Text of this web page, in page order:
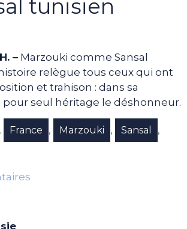
tunisien
– Marzouki comme Sansal
relègue tous ceux qui ont
et trahison : dans sa
pour seul héritage le déshonneur.
, France , Marzouki , Sansal ,